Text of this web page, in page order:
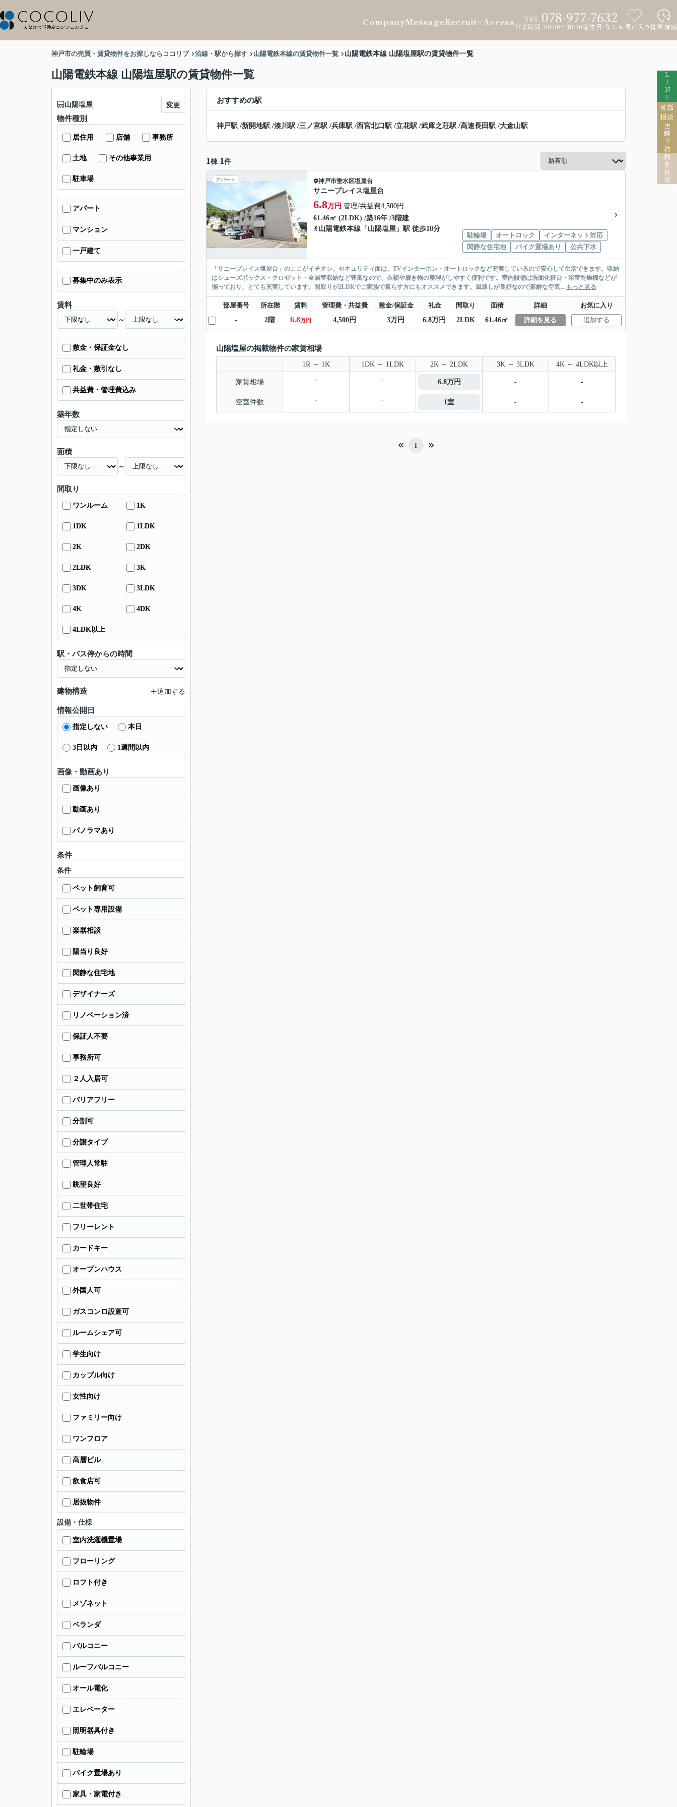
CompanyMessageRecruit Access TEL.078-977-7632
営業時間 09:30～18:30定休日 なし お気に入り 閲覧履歴
LINE
電話
相談
店舗予約
物件検索
神戸市の売買・賃貸物件をお探しならココリブ 沿線・駅から探す 山陽電鉄本線の賃貸物件一覧 山陽電鉄本線 山陽塩屋駅の賃貸物件一覧
山陽電鉄本線 山陽塩屋駅の賃貸物件一覧
おすすめの駅
神戸駅 /新開地駅 /湊川駅 /三ノ宮駅 /兵庫駅 /西宮北口駅 /立花駅 /武庫之荘駅 /高速長田駅 /大倉山駅
1 棟 1 件
アパート 神戸市垂水区塩屋台
サニープレイス塩屋台
6.8万円 管理/共益費4,500円
61.46㎡ (2LDK) /築16年 /3階建
山陽電鉄本線 「 山陽塩屋 」駅 徒歩18分
駐輪場
オートロック
インターネット対応
閑静な住宅地
バイク置場あり 公共下水
「サニープレイス塩屋台」のここがイチオシ。セキュリティ面は、TVインターホン・オートロックなど充実しているので安心して生活できます。収納
はシューズボックス・クロゼット・全居室収納など豊富なので、衣類や履き物の整理がしやすく便利です。室内設備は洗面化粧台・浴室乾燥機などが
揃っており、とても充実しています。間取りが2LDKでご家族で暮らす方にもオススメできます。風通しが良好なので新鮮な空気... もっと見る
部屋番号 所在階 賃料 管理費・共益費 敷金/保証金 礼金 間取り 面積 詳細
お気に入り
-
2階 6.8万円 4,500円 3万円 6.8万円 2LDK 61.46㎡ 詳細を見る 追加する
山陽塩屋の掲載物件の家賃相場
1R ～ 1K 1DK ～ 1LDK 2K ～ 2LDK 3K ～ 3LDK 4K ～ 4LDK以上
家賃相場 - - 6.8万円 - -
空室件数 - - 1室 - -
1
山陽塩屋 変更
物件種別
居住用 店舗 事務所
土地 その他事業用
駐車場
アパート
マンション
一戸建て
募集中のみ表示
賃料
～
敷金・保証金なし
礼金・敷引なし
共益費・管理費込み
築年数
面積
～
間取り
ワンルーム 1K
1DK 1LDK
2K 2DK
2LDK 3K
3DK 3LDK
4K 4DK
4LDK以上
駅・バス停からの時間
建物構造 追加する
情報公開日
指定しない 本日
3日以内 1週間以内
画像・動画あり
画像あり
動画あり
パノラマあり
条件
条件
ペット飼育可
ペット専用設備
楽器相談
陽当り良好
閑静な住宅地
デザイナーズ
リノベーション済
保証人不要
事務所可
２人入居可
バリアフリー
分割可
分譲タイプ
管理人常駐
眺望良好
二世帯住宅
フリーレント
カードキー
オープンハウス
外国人可
ガスコンロ設置可
ルームシェア可
学生向け
カップル向け
女性向け
ファミリー向け
ワンフロア
高層ビル
飲食店可
居抜物件
設備・仕様
室内洗濯機置場
フローリング
ロフト付き
メゾネット
ベランダ
バルコニー
ルーフバルコニー
オール電化
エレベーター
照明器具付き
駐輪場
バイク置場あり
家具・家電付き